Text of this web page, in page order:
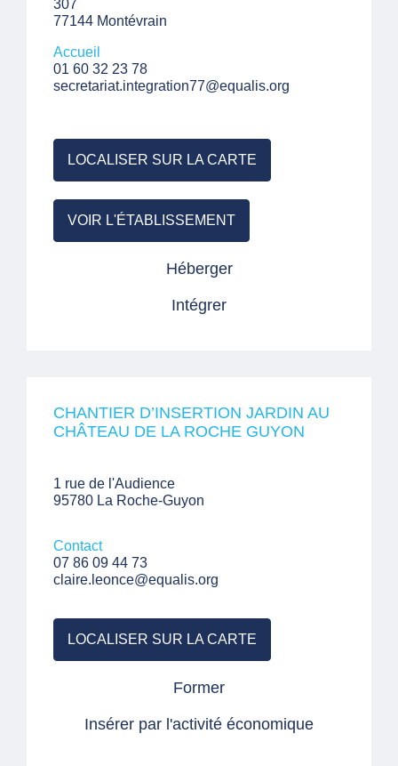
307
77144 Montévrain
Accueil
01 60 32 23 78
secretariat.integration77@equalis.org
LOCALISER SUR LA CARTE
VOIR L'ÉTABLISSEMENT
Héberger
Intégrer
CHANTIER D’INSERTION JARDIN AU
CHÂTEAU DE LA ROCHE GUYON
1 rue de l'Audience
95780 La Roche-Guyon
Contact
07 86 09 44 73
claire.leonce@equalis.org
LOCALISER SUR LA CARTE
Former
Insérer par l'activité économique